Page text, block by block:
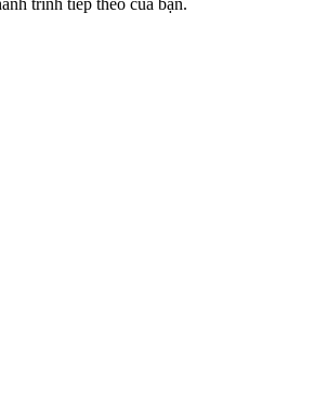
trình tiếp theo của bạn.